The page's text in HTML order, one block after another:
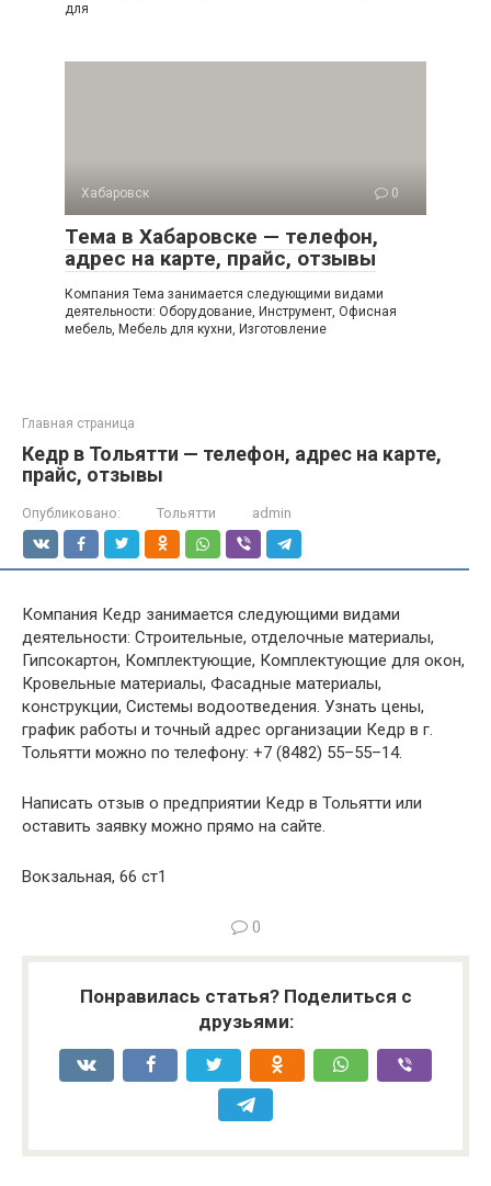
для
Хабаровск 0
Тема в Хабаровске — телефон,
адрес на карте, прайс, отзывы
Компания Тема занимается следующими видами
деятельности: Оборудование, Инструмент, Офисная
мебель, Мебель для кухни, Изготовление
Главная страница
Кедр в Тольятти — телефон, адрес на карте,
прайс, отзывы
Опубликовано: Тольятти admin
Компания Кедр занимается следующими видами
деятельности: Строительные, отделочные материалы,
Гипсокартон, Комплектующие, Комплектующие для окон,
Кровельные материалы, Фасадные материалы,
конструкции, Системы водоотведения. Узнать цены,
график работы и точный адрес организации Кедр в г.
Тольятти можно по телефону: +7 (8482) 55–55–14.
Написать отзыв о предприятии Кедр в Тольятти или
оставить заявку можно прямо на сайте.
Вокзальная, 66 ст1
0
Понравилась статья? Поделиться с
друзьями: